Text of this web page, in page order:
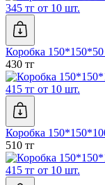
345 тг от 10 шт.
Коробка
430 тг
415 тг от 10 шт.
Коробка
510 тг
415 тг от 10 шт.